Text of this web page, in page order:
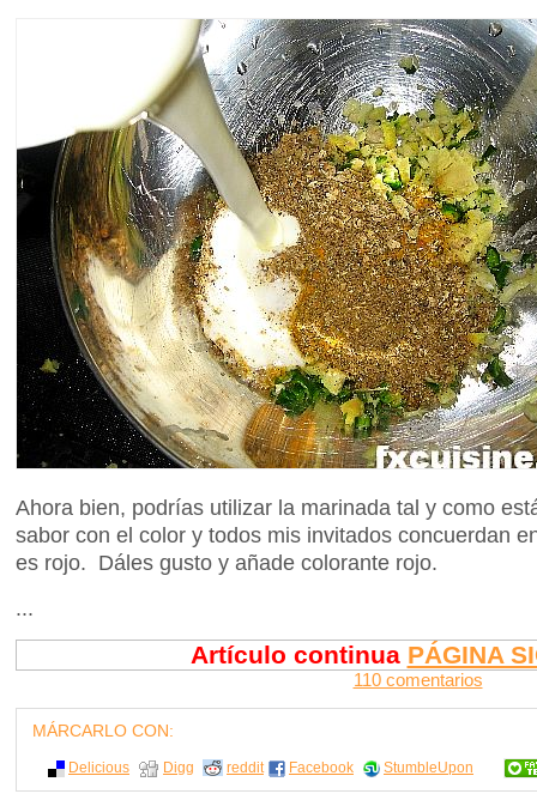
Ahora bien, podrías utilizar la marinada tal y como
sabor con el color y todos mis invitados concuerdan
es rojo. Dáles gusto y añade colorante rojo.
...
Artículo continua PÁGINA
110 comentarios
MÁRCARLO CON:
Delicious Digg reddit Facebook StumbleUpon